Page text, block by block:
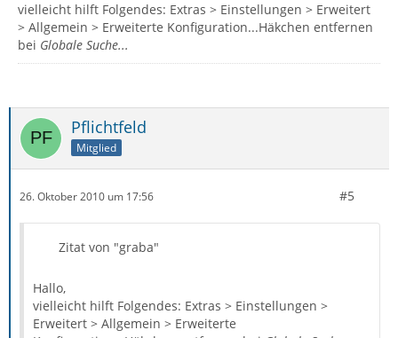
vielleicht hilft Folgendes: Extras > Einstellungen > Erweitert
> Allgemein > Erweiterte Konfiguration...Häkchen entfernen
bei Globale Suche...
Pflichtfeld
Mitglied
26. Oktober 2010 um 17:56 #5
Zitat von "graba"
Hallo,
vielleicht hilft Folgendes: Extras > Einstellungen >
Erweitert > Allgemein > Erweiterte